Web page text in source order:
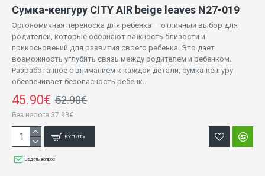
Сумка-кенгуру CITY AIR beige leaves N27-019
Эргономичная переноска для ребенка — отличный выбор для
родителей, которые осознают важность близости и
прикосновений для развития своего ребенка. Это дает
возможность углубить связь между родителем и ребенком.
Разработанное с вниманием к каждой детали, сумка-кенгуру
обеспечивает безопасность ребенк..
45.90€ 52.90€
Без налога:37.93€
КУПИТЬ
Задать вопрос